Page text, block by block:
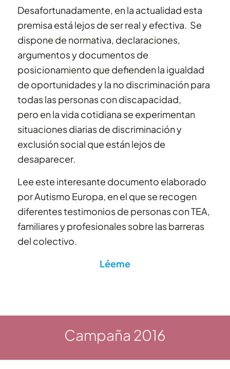
Desafortunadamente, en la actualidad esta
premisa está lejos de ser real y efectiva. Se
dispone de normativa, declaraciones,
argumentos y documentos de
posicionamiento que defienden la igualdad
de oportunidades y la no discriminación para
todas las personas con discapacidad,
pero en la vida cotidiana se experimentan
situaciones diarias de discriminación y
exclusión social que están lejos de
desaparecer.
Lee este interesante documento elaborado
por Autismo Europa, en el que se recogen
diferentes testimonios de personas con TEA,
familiares y profesionales sobre las barreras
del colectivo.
Léeme
Campaña 2016